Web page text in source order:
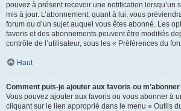
pouvez à présent recevoir une notification lorsqu’un
mis à jour. L’abonnement, quant à lui, vous
forum ou d’un sujet auquel vous êtes abonné. Les
favoris et des abonnements peuvent être modifiés
contrôle de l’utilisateur, sous les « Préférences du
Haut
Comment puis-je ajouter aux favoris ou
Vous pouvez ajouter aux favoris ou vous abonner à
cliquant sur le lien approprié dans le menu « Outils